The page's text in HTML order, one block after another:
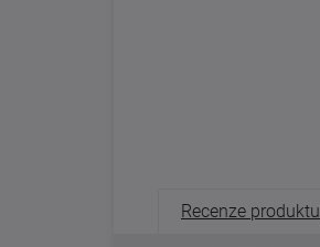
Recenze produktu